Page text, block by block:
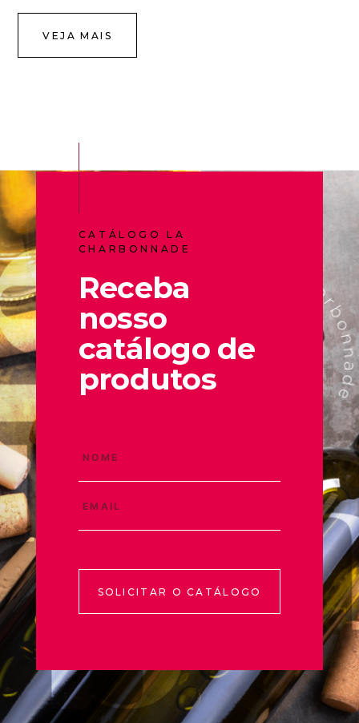
VEJA MAIS
CATÁLOGO LA
CHARBONNADE
Receba
nosso
catálogo de
produtos
SOLICITAR O CATÁLOGO